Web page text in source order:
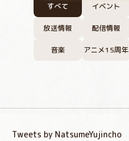
すべて イベント
放送情報 配信情報
音楽 アニメ15周年
Tweets by NatsumeYujincho